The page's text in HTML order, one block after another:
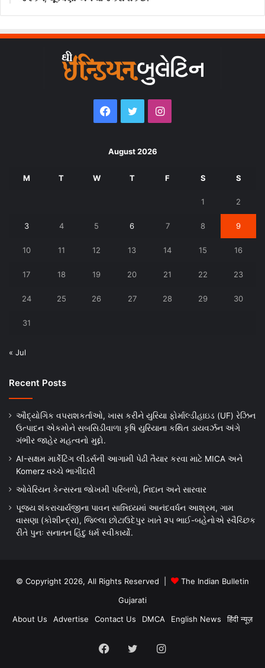
Facebook
TwitterInstagram
August 2026
M T W T F S S
1 2
3 4 5 6 7 8 9
10 11 12 13 14 15 16
17 18 19 20 21 22 23
24 25 26 27 28 29 30
31
« Jul
Recent Posts
ઔદ્યોગિક વપરાશકર્તાઓ, ખાસ કરીને યુરિયા ફોર્માલ્ડીહાઇડ (UF) રેઝિન
ઉત્પાદન એકમોને સબસિડીવાળા કૃષિ યુરિયાના કથિત ડાયવર્ઝન અંગે
ગંભીર જાહેર મહત્વનો મુદ્દો.
AI-સક્ષમ માર્કેટિંગ લીડર્સની આગામી પેઢી તૈયાર કરવા માટે MICA અને
Komerz વચ્ચે ભાગીદારી
ઓવેરિયન કેન્સરના જોખમી પરિબળો, નિદાન અને સારવાર
પૂજ્ય શંકરાચાર્યજીના પાવન સાન્નિધ્યમાં આનંદવર્ધન આશ્રમ, ગામ
વાસણા (કોશીન્દ્રા), જિલ્લા છોટાઉદેપુર ખાતે ૨૫ ભાઈ-બહેનોએ સ્વૈચ્છિક
રીતે પુનઃ સનાતન હિંદુ ધર્મ સ્વીકાર્યો.
© Copyright 2026, All Rights Reserved |
The Indian Bulletin
Gujarati
About Us
Advertise Contact Us DMCA English News हिंदी न्यूज़
Facebook
TwitterInstagram